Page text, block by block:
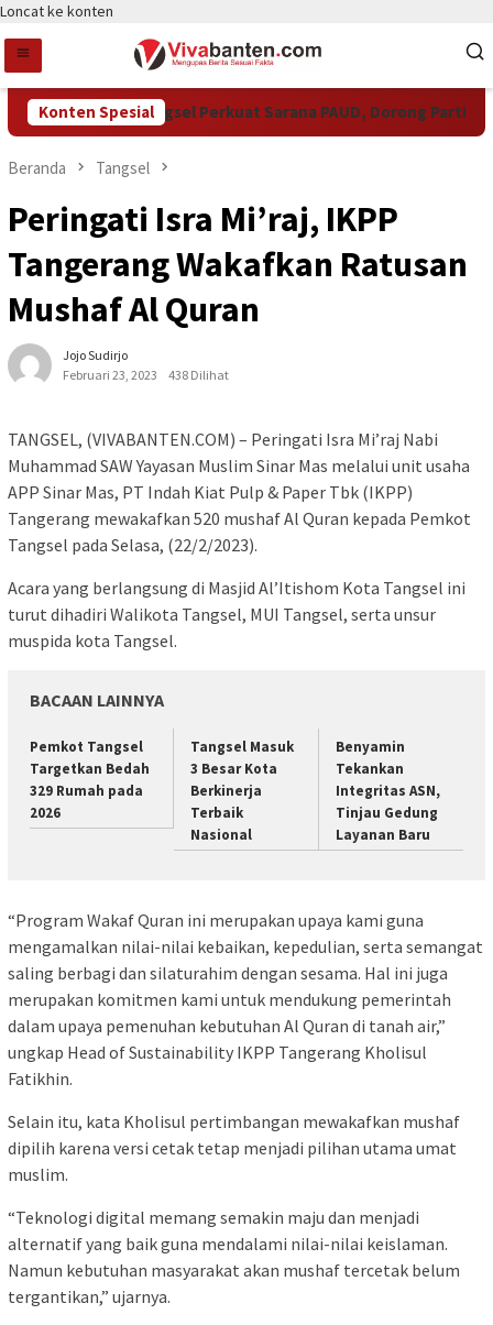
Loncat ke konten
Konten Spesial
Pemkot Tangsel Perkuat Sarana PAUD, Dorong Partisipasi
Beranda Tangsel
Peringati Isra Mi’raj, IKPP
Tangerang Wakafkan Ratusan
Mushaf Al Quran
Jojo Sudirjo
Februari 23, 2023
438 Dilihat
TANGSEL, (VIVABANTEN.COM) – Peringati Isra Mi’raj Nabi
Muhammad SAW Yayasan Muslim Sinar Mas melalui unit usaha
APP Sinar Mas, PT Indah Kiat Pulp & Paper Tbk (IKPP)
Tangerang mewakafkan 520 mushaf Al Quran kepada Pemkot
Tangsel pada Selasa, (22/2/2023).
Acara yang berlangsung di Masjid Al’Itishom Kota Tangsel ini
turut dihadiri Walikota Tangsel, MUI Tangsel, serta unsur
muspida kota Tangsel.
BACAAN LAINNYA
Pemkot Tangsel
Targetkan Bedah
329 Rumah pada
2026
Tangsel Masuk
3 Besar Kota
Berkinerja
Terbaik
Nasional
Benyamin
Tekankan
Integritas ASN,
Tinjau Gedung
Layanan Baru
“Program Wakaf Quran ini merupakan upaya kami guna
mengamalkan nilai-nilai kebaikan, kepedulian, serta semangat
saling berbagi dan silaturahim dengan sesama. Hal ini juga
merupakan komitmen kami untuk mendukung pemerintah
dalam upaya pemenuhan kebutuhan Al Quran di tanah air,”
ungkap Head of Sustainability IKPP Tangerang Kholisul
Fatikhin.
Selain itu, kata Kholisul pertimbangan mewakafkan mushaf
dipilih karena versi cetak tetap menjadi pilihan utama umat
muslim.
“Teknologi digital memang semakin maju dan menjadi
alternatif yang baik guna mendalami nilai-nilai keislaman.
Namun kebutuhan masyarakat akan mushaf tercetak belum
tergantikan,” ujarnya.